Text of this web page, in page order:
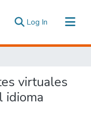
Log In (current)
virtuales
idioma